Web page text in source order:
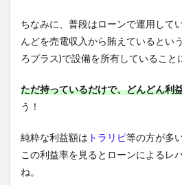
ちなみに、普段はローンで運用して
んどを売電収入から賄えているとい
ろプラス)で設備を所有していること
ただ持っているだけで、どんどん利
う！
純粋な利益額は トラリピ等の方が多
この利益率を見るとローンによるレ
ね。